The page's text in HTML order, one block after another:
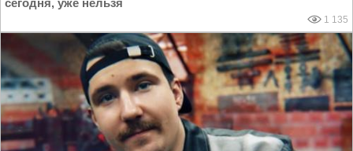
сегодня, уже нельзя
1 135